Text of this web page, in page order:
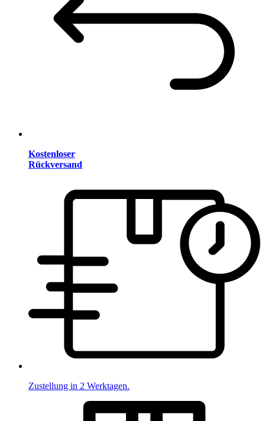
Kostenloser
Rückversand
Zustellung in 2 Werktagen.